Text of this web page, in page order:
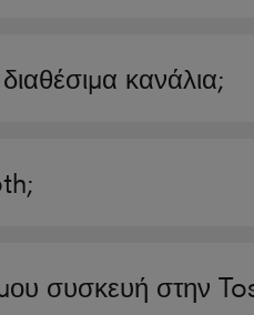
κανάλια;
συσκευή στην